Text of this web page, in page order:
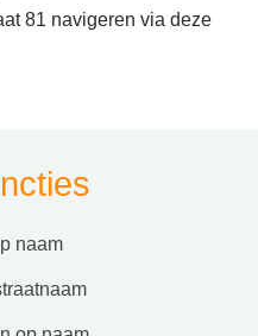
81 navigeren via deze
naam